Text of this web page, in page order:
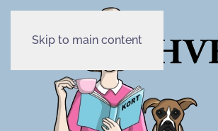
Skip to main content